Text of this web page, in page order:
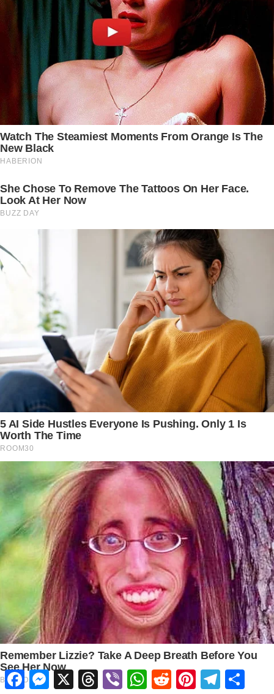
FacebookMessenger
X ThreadsViber WhatsApp
RedditPinterestTelegram